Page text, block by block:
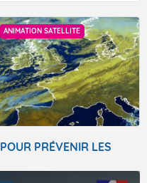
ANIMATION SATELLITE
PRÉVENIR LES